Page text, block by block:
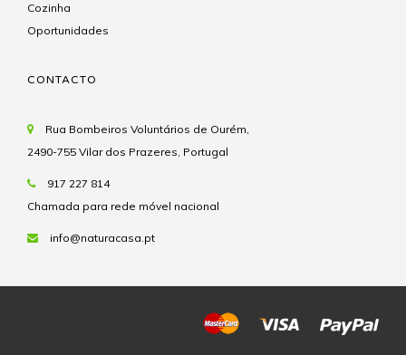
Cozinha
Oportunidades
CONTACTO
Rua Bombeiros Voluntários de Ourém,
2490-755 Vilar dos Prazeres, Portugal
917 227 814
Chamada para rede móvel nacional
info@naturacasa.pt